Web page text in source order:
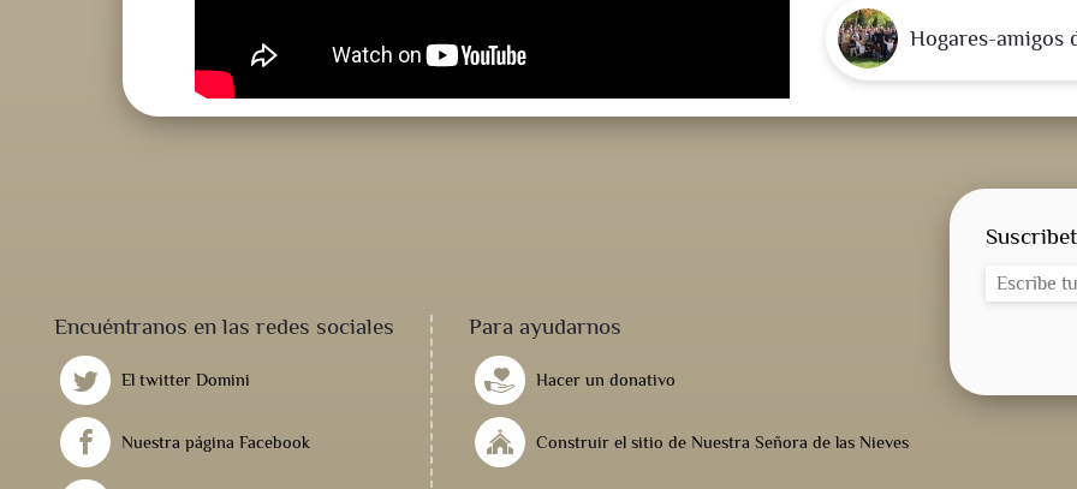
Hogares-amigos
Encuéntranos en las redes sociales
El twitter Domini
Nuestra página Facebook
Para ayudarnos
Hacer un donativo
Construir el sitio de Nuestra Señora de las Nieves